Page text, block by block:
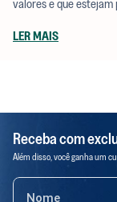
é: onde encontrar os
LER MAIS
Receba com
Além disso, você ganha um